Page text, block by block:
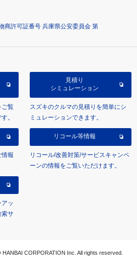
商許可証番号 兵庫県公安委員会 第
ご覧
。
見積り
シミュレーション
スズキのクルマの見積りを簡単にシ
ミュレーションできます。
報
リコール等情報
リコール/改善対策/サービスキャンペ
ーンの情報をご覧いただけます。
ッ
索サ
CORPORATION Inc. All rights reserved.